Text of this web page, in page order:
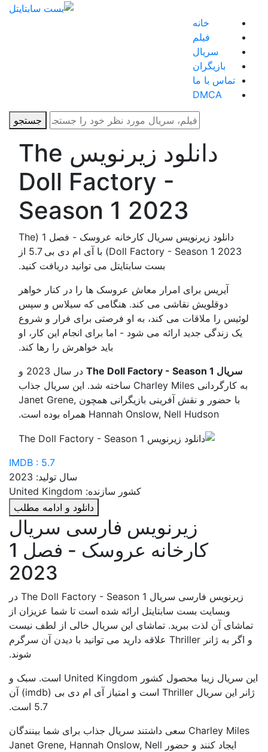
خانه
فیلم
سریال
بازیگران
تماس با ما
DMCA
جستجو
دانلود زیرنویس The
Doll Factory -
Season 1 2023
دانلود زیرنویس سریال کارخانه عروسک - فصل 1 (The
Doll Factory - Season 1 2023) با آی ام دی بی 5.7 از
بست سابتایتل می توانید دریافت کنید.
آیریس برای امرار معاش عروسک ها را در کنار خواهر
دوقلویش نقاشی می کند. هنگامی که سیلاس و سپس
لوئیس را ملاقات می کند، به او فرصتی برای فرار و شروع
یک زندگی جدید ارائه می شود - اما برای انجام این کار، او
باید خواهرش را رها کند.
سریال The Doll Factory - Season 1
در سال 2023 و
به کارگردانی Charley Miles ساخته شد. این سریال جذاب
با حضور و نقش آفرینی بازیگرانی همچون Janet Grene,
Hannah Onslow, Nell Hudson همراه بوده است.
IMDB : 5.7
سال تولید: 2023
کشور سازنده: United Kingdom
دانلود و ادامه مطلب
زیرنویس فارسی سریال
کارخانه عروسک - فصل 1
2023
زیرنویس فارسی سریال The Doll Factory - Season 1 در
وبسایت بست سابتایتل ارائه شده است تا شما عزیزان از
تماشای آن لذت ببرید. تماشای این سریال خالی از لطف نیست
و اگر به ژانر Thriller علاقه دارید می توانید با دیدن آن سرگرم
شوند.
این سریال زیبا محصول کشور United Kingdom است. سبک و
ژانر این سریال Thriller است و امتیاز آی ام دی بی (imdb) آن
5.7 است.
Charley Miles سعی داشتند سریال جذاب برای شما بینندگان
ایجاد کنند و حضور Janet Grene, Hannah Onslow, Nell